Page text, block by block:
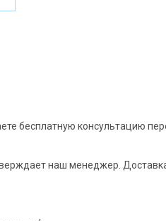
бесплатную консультацию
наш менеджер.